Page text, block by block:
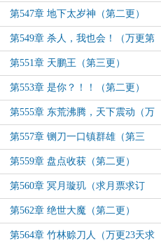
第547章 地下太岁神（第二更）
第549章 杀人，我也会！（万更第
18天）
第551章 天鹏王（第三更）
第553章 是你？！！（第二更）
第555章 东荒沸腾，天下震动（万
字第20天）
第557章 铡刀一口镇群雄（第三
更）
第559章 盘点收获（第二更）
第560章 冥月璇玑（求月票求订
阅）
第562章 绝世大魔（第二更）
第564章 竹林赊刀人（万更23天求